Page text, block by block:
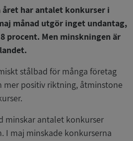
året har antalet konkurser i
månad utgör inget undantag,
procent. Men minskningen är
stålbad för många företag
mer positiv riktning, åtminstone
minskar antalet konkurser
I maj minskade konkurserna